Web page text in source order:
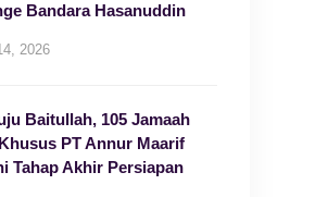
Bandara Hasanuddin
2026
Baitullah, 105 Jamaah
PT Annur Maarif
Tahap Akhir Persiapan